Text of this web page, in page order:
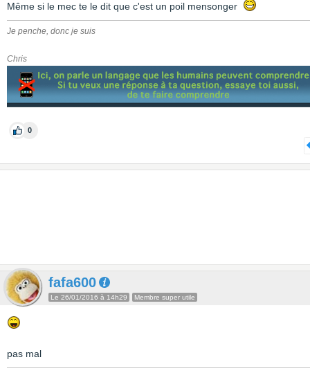
Même si le mec te le dit que c'est un poil mensonger
Je penche, donc je suis
Chris
0
fafa600
Le 26/01/2016 à 14h29 Membre super utile
pas mal